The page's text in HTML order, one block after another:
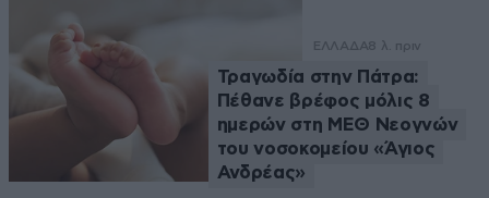
ΕΛΛΑΔΑ8 λ. πριν
Τραγωδία στην Πάτρα:
Πέθανε βρέφος μόλις 8
ημερών στη ΜΕΘ Νεογνών
του νοσοκομείου «Άγιος
Ανδρέας»